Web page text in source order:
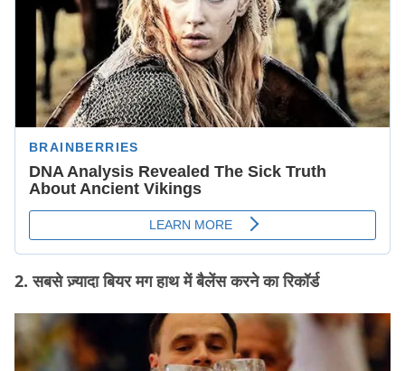
2. सबसे ज़्यादा बियर मग हाथ में बैलेंस करने का रिकॉर्ड